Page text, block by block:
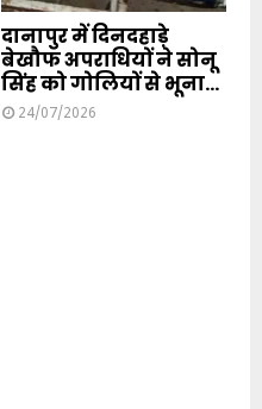
दानापुर में दिनदहाड़े
बेखौफ अपराधियों ने सोनू
सिंह को गोलियों से भूना...
24/07/2026